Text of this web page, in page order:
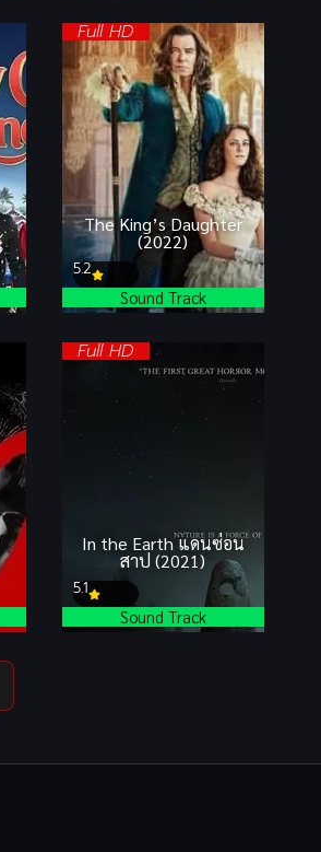
Full HD
The King’s Daughter
(2022)
5.2
Sound Track
Full HD
In the Earth แดนซ่อน
สาป (2021)
5.1
Sound Track